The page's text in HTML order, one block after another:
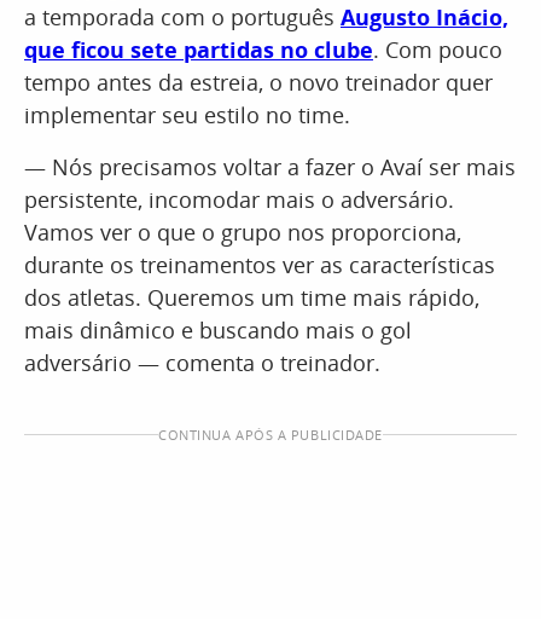
a temporada com o português Augusto Inácio,
que ficou sete partidas no clube. Com pouco
tempo antes da estreia, o novo treinador quer
implementar seu estilo no time.
— Nós precisamos voltar a fazer o Avaí ser mais
persistente, incomodar mais o adversário.
Vamos ver o que o grupo nos proporciona,
durante os treinamentos ver as características
dos atletas. Queremos um time mais rápido,
mais dinâmico e buscando mais o gol
adversário — comenta o treinador.
CONTINUA APÓS A PUBLICIDADE